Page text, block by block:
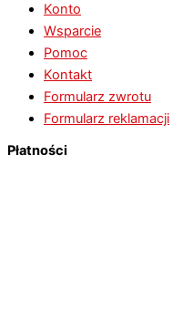
Konto
Wsparcie
Pomoc
Kontakt
Formularz zwrotu
Formularz reklamacji
Płatności